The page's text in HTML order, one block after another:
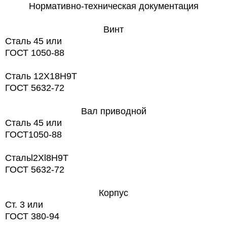
Нормативно-техническая документация
Винт
Сталь 45 или
ГОСТ 1050-88
Сталь 12X18H9T
ГОСТ 5632-72
Вал приводной
Сталь 45 или
ГОСТ1050-88
Стальl2Хl8Н9Т
ГОСТ 5632-72
Корпус
Ст. 3 или
ГОСТ 380-94